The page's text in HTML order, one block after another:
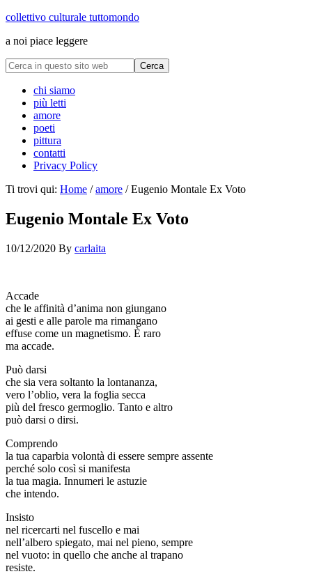
collettivo culturale tuttomondo
a noi piace leggere
chi siamo
più letti
amore
poeti
pittura
contatti
Privacy Policy
Ti trovi qui: Home / amore /Eugenio Montale Ex Voto
Eugenio Montale Ex Voto
10/12/2020 By carlaita
Accade
che le affinità d’anima non giungano
ai gesti e alle parole ma rimangano
effuse come un magnetismo. È raro
ma accade.
Può darsi
che sia vera soltanto la lontananza,
vero l’oblio, vera la foglia secca
più del fresco germoglio. Tanto e altro
può darsi o dirsi.
Comprendo
la tua caparbia volontà di essere sempre assente
perché solo così si manifesta
la tua magia. Innumeri le astuzie
che intendo.
Insisto
nel ricercarti nel fuscello e mai
nell’albero spiegato, mai nel pieno, sempre
nel vuoto: in quello che anche al trapano
resiste.